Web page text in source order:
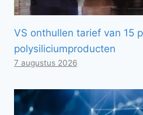
VS onthullen tarief van 15
polysiliciumproducten
7 augustus 2026